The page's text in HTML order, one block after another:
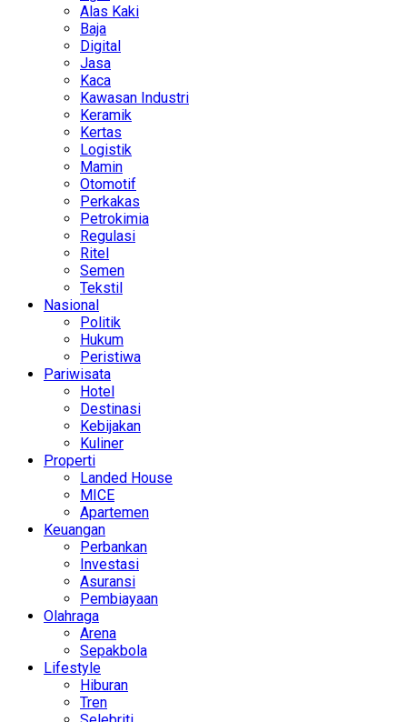
Alas Kaki
Baja
Digital
Jasa
Kaca
Kawasan Industri
Keramik
Kertas
Logistik
Mamin
Otomotif
Perkakas
Petrokimia
Regulasi
Ritel
Semen
Tekstil
Nasional
Politik
Hukum
Peristiwa
Pariwisata
Hotel
Destinasi
Kebijakan
Kuliner
Properti
Landed House
MICE
Apartemen
Keuangan
Perbankan
Investasi
Asuransi
Pembiayaan
Olahraga
Arena
Sepakbola
Lifestyle
Hiburan
Tren